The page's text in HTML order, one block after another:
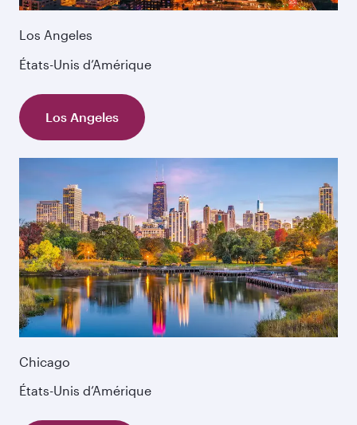
Los Angeles
États-Unis d’Amérique
Los Angeles
Chicago
États-Unis d’Amérique